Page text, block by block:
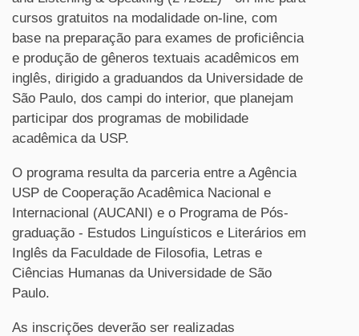
cursos gratuitos na modalidade on-line, com
base na preparação para exames de proficiência
e produção de gêneros textuais acadêmicos em
inglês, dirigido a graduandos da Universidade de
São Paulo, dos campi do interior, que planejam
participar dos programas de mobilidade
acadêmica da USP.
O programa resulta da parceria entre a Agência
USP de Cooperação Acadêmica Nacional e
Internacional (AUCANI) e o Programa de Pós-
graduação - Estudos Linguísticos e Literários em
Inglês da Faculdade de Filosofia, Letras e
Ciências Humanas da Universidade de São
Paulo.
As inscrições deverão ser realizadas